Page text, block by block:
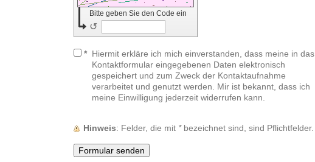
Bitte geben Sie den Code ein
↺
* Hiermit erkläre ich mich einverstanden, dass meine in das
Kontaktformular eingegebenen Daten elektronisch
gespeichert und zum Zweck der Kontaktaufnahme
verarbeitet und genutzt werden. Mir ist bekannt, dass ich
meine Einwilligung jederzeit widerrufen kann.
Hinweis : Felder, die mit *bezeichnet sind, sind Pflichtfelder.